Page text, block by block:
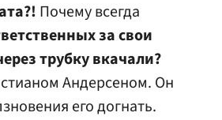
Почему всегда
за свои
трубку вкачали?
Андерсеном. Он
его догнать.